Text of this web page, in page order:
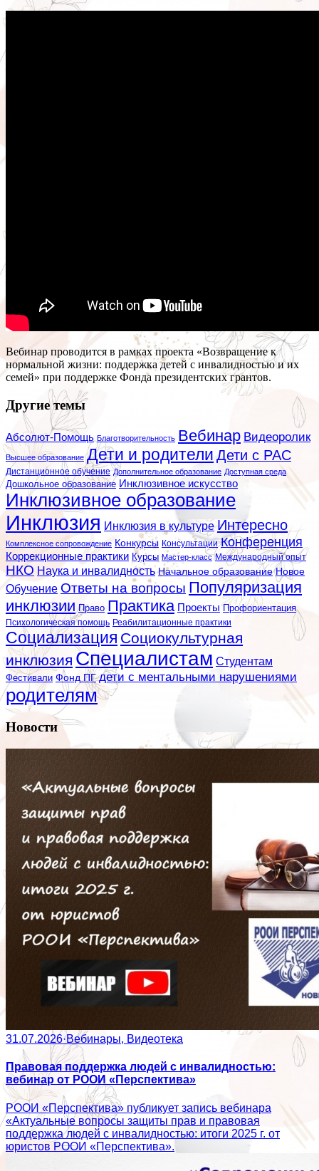
Вебинар проводится в рамках проекта «Возвращение к
нормальной жизни: поддержка детей с инвалидностью и их
семей» при поддержке Фонда президентских грантов.
Другие темы
Абсолют-Помощь Благотворительность Вебинар Видеоролик
Высшее образование Дети и родители Дети с РАС
Дистанционное обучение Дополнительное образование Доступная среда
Дошкольное образование Инклюзивное искусство
Инклюзивное образование
Инклюзия Инклюзия в культуре Интересно
Комплексное сопровождение Конкурсы Консультации Конференция
Коррекционные практики Курсы Мастер-класс Международный опыт
НКО Наука и инвалидность Начальное образование Новое
Обучение Ответы на вопросы Популяризация
инклюзии Право Практика Проекты Профориентация
Психологическая помощь Реабилитационные практики
Социализация Социокультурная
инклюзия Специалистам Студентам
Фестивали Фонд ПГ дети с ментальными нарушениями
родителям
Новости
31.07.2026·Вебинары, Видеотека
Правовая поддержка людей с инвалидностью:
вебинар от РООИ «Перспектива»
РООИ «Перспектива» публикует запись вебинара
«Актуальные вопросы защиты прав и правовая
поддержка людей с инвалидностью: итоги 2025 г. от
юристов РООИ «Перспектива».